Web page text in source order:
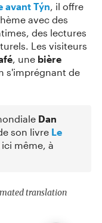
avant Týn, il offre
avec des
des lectures
Les visiteurs
, une bière
s'imprégnant de
Dan
son livre Le
ici même, à
translation